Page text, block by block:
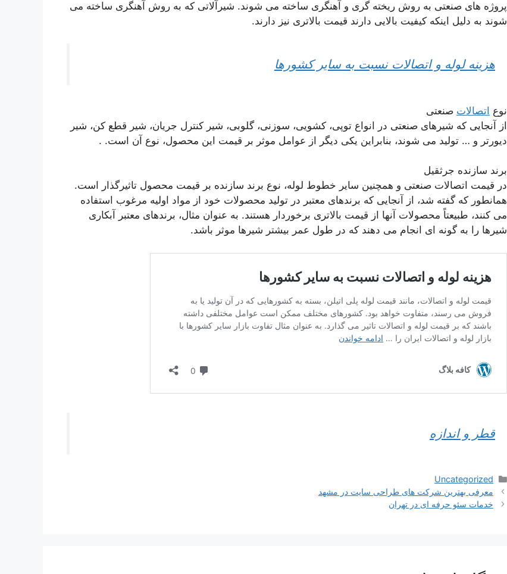
پروژه های صنعتی به روش ریخته گری و آهنگری ساخته می شوند. شیرآلاتی که به روش آهنگری ساخته می
شوند به دلیل اینکه کیفیت بالایی دارند قیمت بالاتری نیز دارند.
هزینه لوله و اتصالات نسبت به سایر کشورها
نوع اتصالات صنعتی
از آنجایی که شیرهای صنعتی در انواع توپی، کشویی، سوزنی، گلوبی، شیر کنترل جریان، شیر قطع کن، شیر
دیورتر و … تولید می شوند، بنابراین یکی دیگر از عوامل موثر بر قیمت این محصول، نوع آن است. .
برند سازنده جرثقیل
در قیمت اتصالات صنعتی و همچنین سایر خطوط لوله، نوع برند سازنده بر قیمت محصول تاثیرگذار است.
همانطور که گفته شد، از آنجایی که برندهای معتبر در تولید محصولات خود از مواد اولیه مرغوب استفاده
می کنند، طبیعتاً محصولات آنها از قیمت بالاتری برخوردار هستند. به عنوان مثال، برندهای معتبر آبکاری
شیرها را به گونه ای انجام می دهند که در طول عمر بیشتر شیرها موثر باشد.
قطر و اندازه
دسته‌ها
Uncategorized
ناوبری
نوشته‌ها
معرفی بهترین شرکت های طراحی سایت در مشهد
خدمات سئو حرفه ای در تهران